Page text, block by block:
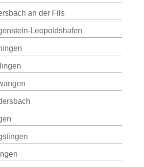
an der Fils
Leopoldshafen